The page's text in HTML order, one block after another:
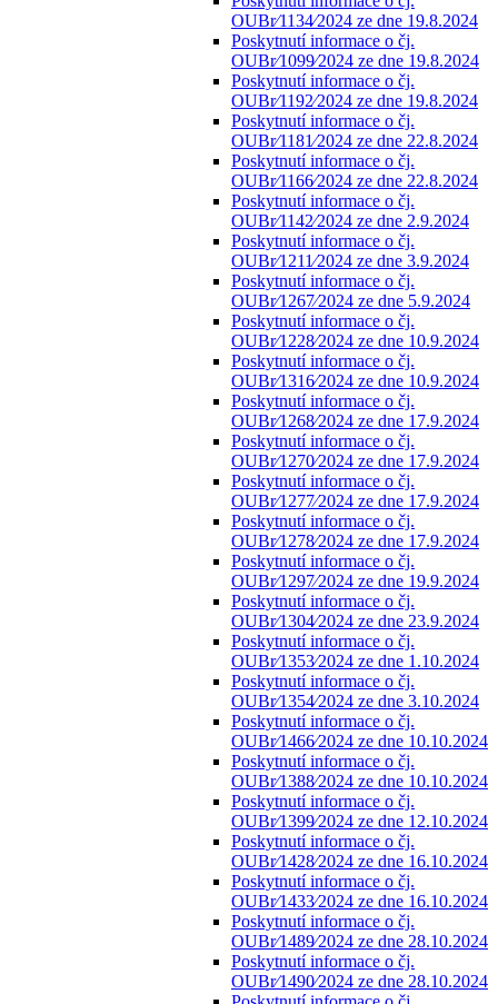
OUBr⁄1134⁄2024 ze dne 19.8.2024
Poskytnutí informace o čj.
OUBr⁄1099⁄2024 ze dne 19.8.2024
Poskytnutí informace o čj.
OUBr⁄1192⁄2024 ze dne 19.8.2024
Poskytnutí informace o čj.
OUBr⁄1181⁄2024 ze dne 22.8.2024
Poskytnutí informace o čj.
OUBr⁄1166⁄2024 ze dne 22.8.2024
Poskytnutí informace o čj.
OUBr⁄1142⁄2024 ze dne 2.9.2024
Poskytnutí informace o čj.
OUBr⁄1211⁄2024 ze dne 3.9.2024
Poskytnutí informace o čj.
OUBr⁄1267⁄2024 ze dne 5.9.2024
Poskytnutí informace o čj.
OUBr⁄1228⁄2024 ze dne 10.9.2024
Poskytnutí informace o čj.
OUBr⁄1316⁄2024 ze dne 10.9.2024
Poskytnutí informace o čj.
OUBr⁄1268⁄2024 ze dne 17.9.2024
Poskytnutí informace o čj.
OUBr⁄1270⁄2024 ze dne 17.9.2024
Poskytnutí informace o čj.
OUBr⁄1277⁄2024 ze dne 17.9.2024
Poskytnutí informace o čj.
OUBr⁄1278⁄2024 ze dne 17.9.2024
Poskytnutí informace o čj.
OUBr⁄1297⁄2024 ze dne 19.9.2024
Poskytnutí informace o čj.
OUBr⁄1304⁄2024 ze dne 23.9.2024
Poskytnutí informace o čj.
OUBr⁄1353⁄2024 ze dne 1.10.2024
Poskytnutí informace o čj.
OUBr⁄1354⁄2024 ze dne 3.10.2024
Poskytnutí informace o čj.
OUBr⁄1466⁄2024 ze dne 10.10.2024
Poskytnutí informace o čj.
OUBr⁄1388⁄2024 ze dne 10.10.2024
Poskytnutí informace o čj.
OUBr⁄1399⁄2024 ze dne 12.10.2024
Poskytnutí informace o čj.
OUBr⁄1428⁄2024 ze dne 16.10.2024
Poskytnutí informace o čj.
OUBr⁄1433⁄2024 ze dne 16.10.2024
Poskytnutí informace o čj.
OUBr⁄1489⁄2024 ze dne 28.10.2024
Poskytnutí informace o čj.
OUBr⁄1490⁄2024 ze dne 28.10.2024